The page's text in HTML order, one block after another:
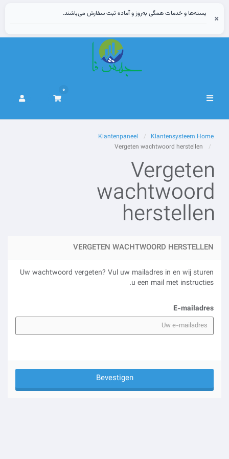
بسته‌ها و خدمات همگی به‌روز و آماده ثبت سفارش می‌باشند. ×
Navigatie
0
Klantensysteem Home
Klantenpaneel
Vergeten
wachtwoord
herstellen
VERGETEN WACHTWOORD HERSTELLEN
Uw wachtwoord vergeten? Vul uw mailadres in en wij sturen
u een mail met instructies.
E-mailadres